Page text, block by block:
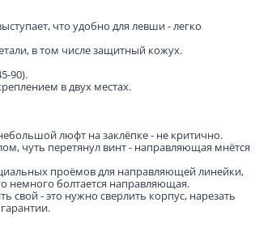
что удобно для левши - легко
в том числе защитный кожух.
90).
в двух местах.
люфт на заклёпке - не критично.
чуть перетянул винт - направляющая мнётся
проёмов для направляющей линейки,
немного болтается направляющая.
свой - это нужно сверлить корпус, нарезать